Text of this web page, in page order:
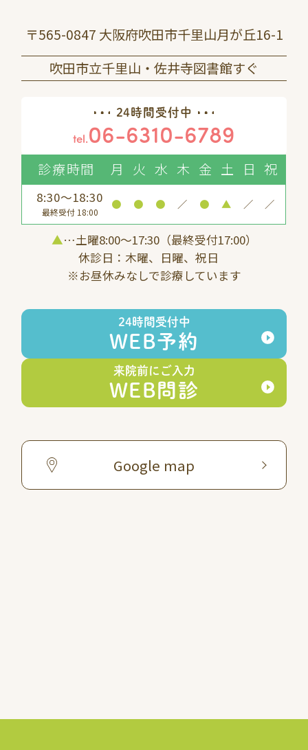
〒565-0847 大阪府吹田市千里山月が丘16-1
吹田市立千里山・佐井寺図書館すぐ
24時間受付中
tel.06-6310-6789
診療時間 月 火 水 木 金 土 日 祝
8:30～18:30
最終受付 18:00
● ● ● ／ ● ▲ ／ ／
▲…土曜8:00〜17:30（最終受付17:00）
休診日：木曜、日曜、祝日
※お昼休みなしで診療しています
24時間受付中
WEB予約
来院前にご入力
WEB問診
Google map